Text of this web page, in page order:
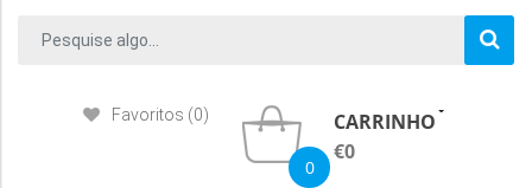
Favoritos (0)
0
CARRINHO
€0